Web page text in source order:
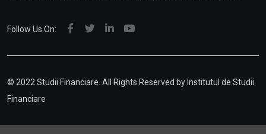
Follow Us On:
© 2022 Studii Financiare. All Rights Reserved by Institutul de Studii
Financiare